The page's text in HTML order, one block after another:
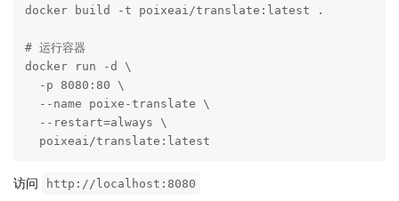
docker build -t poixeai/translate:latest .
# 运行容器
docker run -d \
  -p 8080:80 \
  --name poixe-translate \
  --restart=always \
  poixeai/translate:latest
访问 http://localhost:8080